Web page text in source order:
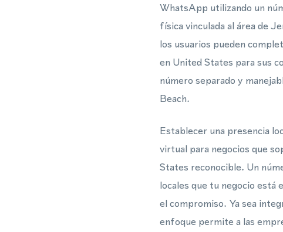
WhatsApp utilizando un
física vinculada al área de
los usuarios pueden
en United States para sus
número separado y
Beach.
Establecer una presencia
virtual para negocios que
States reconocible. Un
locales que tu negocio está
el compromiso. Ya sea
enfoque permite a las